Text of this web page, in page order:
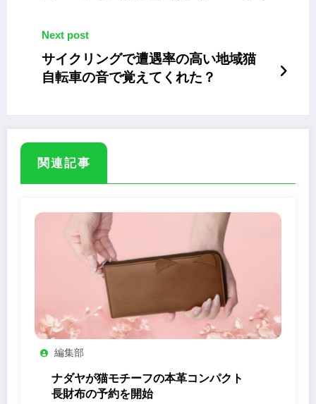
Next post
サイクリングで遭遇率の高い地域猫
自転車の音で覚えてくれた？
関連記事
編集部
ナダヤが猫モチーフの本革コンパクト
長財布の予約を開始